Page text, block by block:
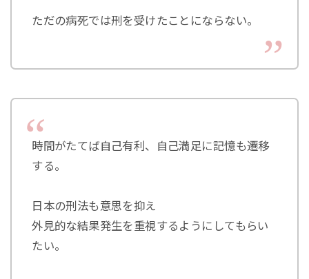
ただの病死では刑を受けたことにならない。
時間がたてば自己有利、自己満足に記憶も遷移
する。
日本の刑法も意思を抑え
外見的な結果発生を重視するようにしてもらい
たい。